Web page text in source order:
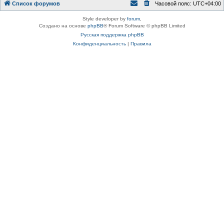
Список форумов Часовой пояс: UTC+04:00
Style developer by forum
Создано на основе phpBB® Forum Software © phpBB Limited
Русская поддержка phpBB
Конфиденциальность| Правила